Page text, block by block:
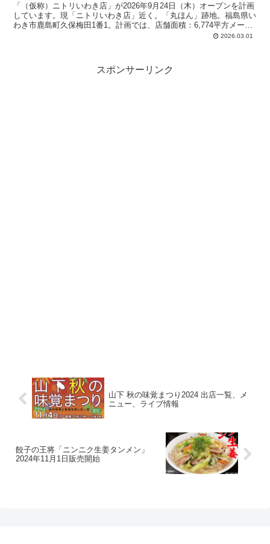
「（仮称）ニトリいわき店」が2026年9月24日（木）オープンを計画
しています。現「ニトリいわき店」近く。「丸ほん」跡地。福島県い
わき市鹿島町久保梅田1番1。計画では、店舗面積：6,774平方メート
ル、駐車場：160台、駐輪場：15台、営業時間：午前9時-午後9時。
2026.03.01
スポンサーリンク
山下 秋の味覚まつり2024 出店一覧、メ
ニュー、ライブ情報
餃子の王将「ニンニク生姜タンメン」
2024年11月1日販売開始